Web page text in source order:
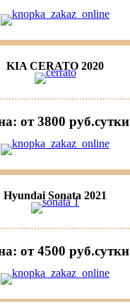
KIA CERATO 2020
от 3800 руб.cутки
Hyundai Sonata 2021
от 4500 руб.cутки